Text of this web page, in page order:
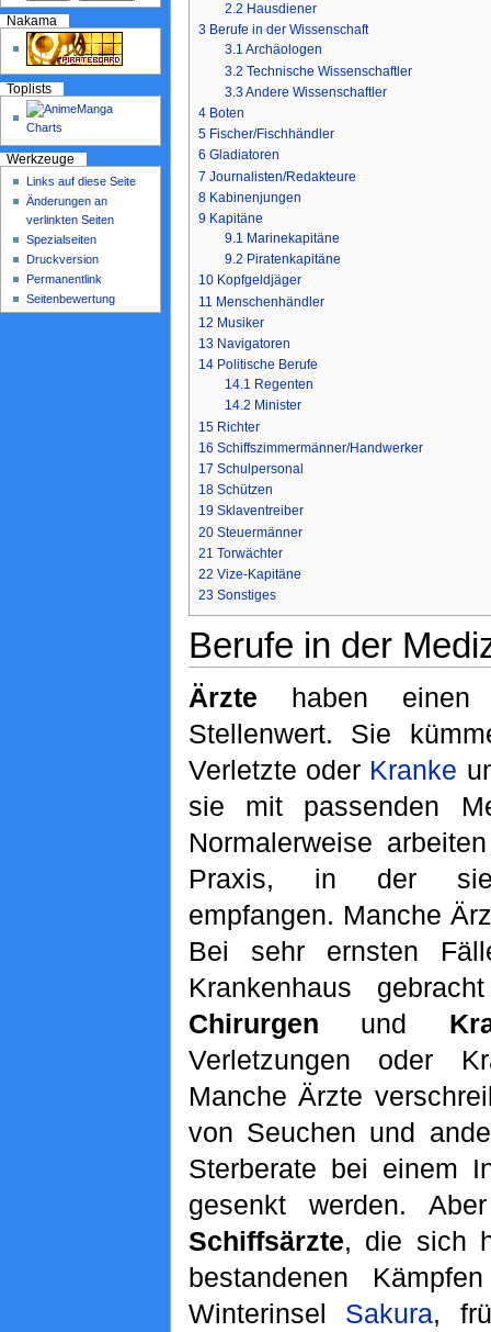
2.2 Hausdiener
3 Berufe in der Wissenschaft
3.1 Archäologen
3.2 Technische Wissenschaftler
3.3Andere Wissenschaftler
4 Boten
5 Fischer/Fischhändler
6 Gladiatoren
7 Journalisten/Redakteure
8 Kabinenjungen
9 Kapitäne
9.1 Marinekapitäne
9.2 Piratenkapitäne
10 Kopfgeldjäger
11 Menschenhändler
12 Musiker
13 Navigatoren
14 Politische Berufe
14.1 Regenten
14.2 Minister
15 Richter
16 Schiffszimmermänner/Handwerker
17 Schulpersonal
18 Schützen
19 Sklaventreiber
20 Steuermänner
21 Torwächter
22 Vize-Kapitäne
23 Sonstiges
Berufe in der
Ärzte haben einen
Stellenwert. Sie
Verletzte oder Kranke
sie mit passenden
Normalerweise
Praxis, in der sie
empfangen. Manche
Bei sehr ernsten
Krankenhaus
Chirurgen und
Verletzungen oder
Manche Ärzte
von Seuchen und
Sterberate bei einem
gesenkt werden.
Schiffsärzte, die sich
bestandenen
Winterinsel Sakura,
Nakama
Toplists
Werkzeuge
Links auf diese Seite
Änderungen an
verlinkten Seiten
Spezialseiten
Druckversion
Permanentlink
Seitenbewertung